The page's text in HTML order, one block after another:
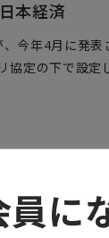
本経済
今年4月に発
協定の下で設
多かったが、
出量も減少して
ズ第２回
に